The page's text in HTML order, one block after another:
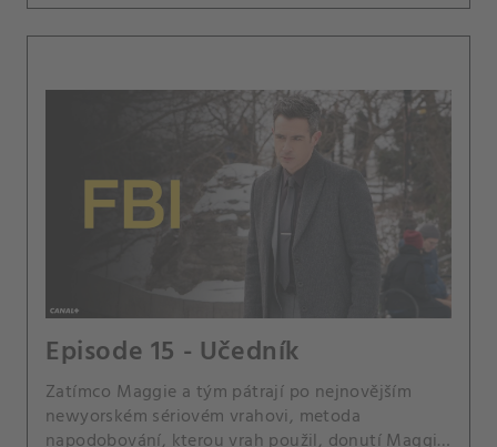
Episode 15 - Učedník
Zatímco Maggie a tým pátrají po nejnovějším
newyorském sériovém vrahovi, metoda